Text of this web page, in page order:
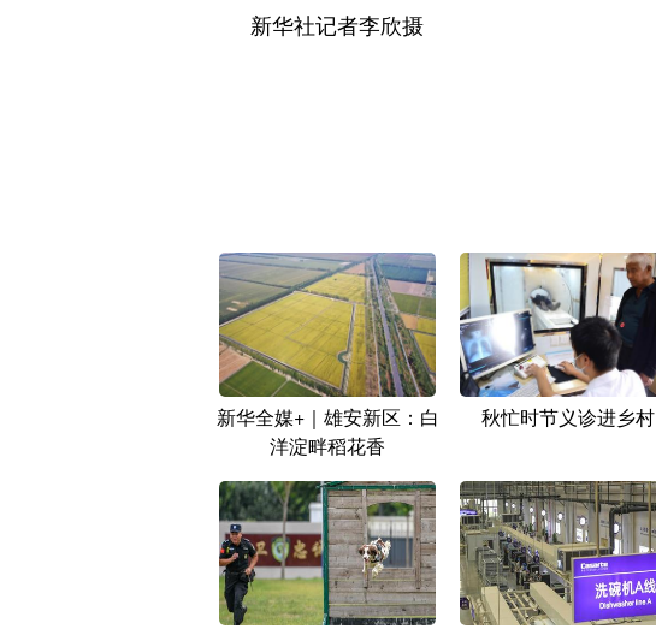
新华社记者李欣摄
新华全媒+｜雄安新区：白
洋淀畔稻花香
秋忙时节义诊进乡村